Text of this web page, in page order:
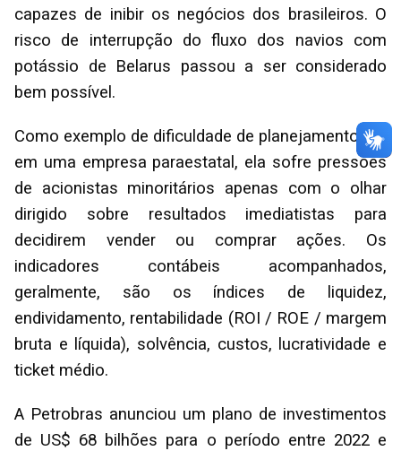
capazes de inibir os negócios dos brasileiros. O
risco de interrupção do fluxo dos navios com
potássio de Belarus passou a ser considerado
bem possível.
Como exemplo de dificuldade de planejamento até
em uma empresa paraestatal, ela sofre pressões
de acionistas minoritários apenas com o olhar
dirigido sobre resultados imediatistas para
decidirem vender ou comprar ações. Os
indicadores contábeis acompanhados,
geralmente, são os índices de liquidez,
endividamento, rentabilidade (ROI / ROE / margem
bruta e líquida), solvência, custos, lucratividade e
ticket médio.
A Petrobras anunciou um plano de investimentos
de US$ 68 bilhões para o período entre 2022 e